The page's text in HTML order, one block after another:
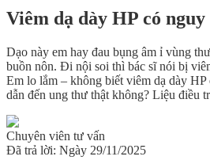
Viêm dạ dày HP có
Dạo này em hay đau bụng âm ỉ vùng
buồn nôn. Đi nội soi thì bác sĩ nói bị
Em lo lắm – không biết viêm dạ dày
dẫn đến ung thư thật không? Liệu điều
Chuyên viên tư vấn
Đã trả lời: Ngày 29/11/2025